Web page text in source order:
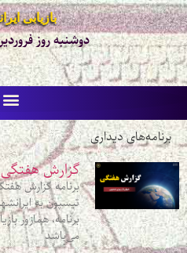
بازیابی
دوشنبه روز فروردین،
برنامه‌های ديداری
گزارش هفتگی
برنامه گزارش
تیسپون به
برنامه، همازور
می‌باشد